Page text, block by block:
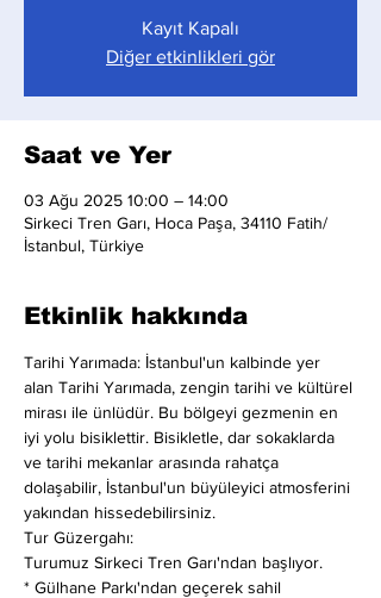
Kayıt Kapalı
Diğer etkinlikleri gör
Saat ve Yer
03 Ağu 2025 10:00 – 14:00
Sirkeci Tren Garı, Hoca Paşa, 34110 Fatih/
İstanbul, Türkiye
Etkinlik hakkında
Tarihi Yarımada: İstanbul'un kalbinde yer
alan Tarihi Yarımada, zengin tarihi ve kültürel
mirası ile ünlüdür. Bu bölgeyi gezmenin en
iyi yolu bisiklettir. Bisikletle, dar sokaklarda
ve tarihi mekanlar arasında rahatça
dolaşabilir, İstanbul'un büyüleyici atmosferini
yakından hissedebilirsiniz.
Tur Güzergahı:
Turumuz Sirkeci Tren Garı'ndan başlıyor.
* Gülhane Parkı'ndan geçerek sahil